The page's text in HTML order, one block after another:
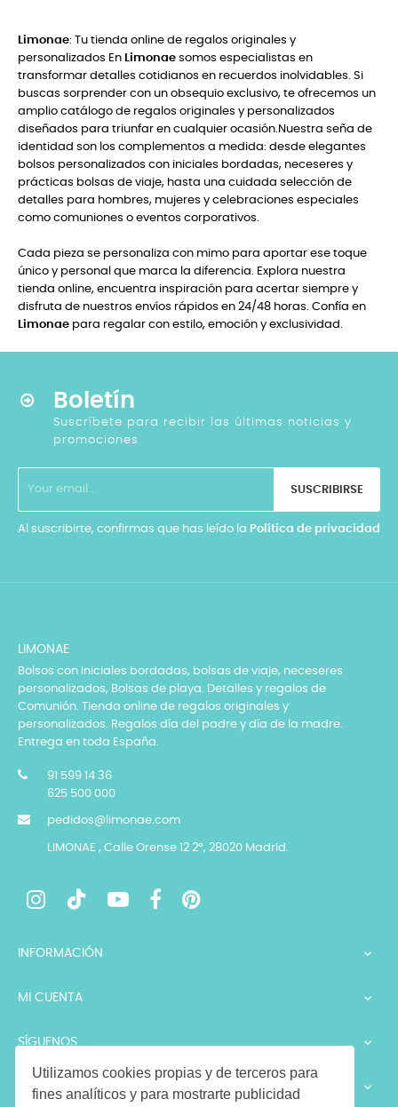
Utilizamos cookies propias y de terceros para
fines analíticos y para mostrarte publicidad
Limonae: Tu tienda online de regalos originales y
personalizados En
Limonae somos especialistas en
transformar detalles cotidianos en recuerdos inolvidables. Si
buscas sorprender con un obsequio exclusivo, te ofrecemos un
amplio catálogo de regalos originales y personalizados
diseñados para triunfar en cualquier ocasión.Nuestra seña de
identidad son los complementos a medida: desde elegantes
bolsos personalizados con iniciales bordadas, neceseres y
prácticas bolsas de viaje, hasta una cuidada selección de
detalles para hombres, mujeres y celebraciones especiales
como comuniones o eventos corporativos.
Cada pieza se personaliza con mimo para aportar ese toque
único y personal que marca la diferencia. Explora nuestra
tienda online, encuentra inspiración para acertar siempre y
disfruta de nuestros envíos rápidos en 24/48 horas. Confía en
Limonae para regalar con estilo, emoción y exclusividad.
Boletín
Suscríbete para recibir las últimas noticias y
promociones
SUSCRIBIRSE
Al suscribirte, confirmas que has leído la Política de privacidad
LIMONAE
Bolsos con iniciales bordadas, bolsas de viaje, neceseres
personalizados, Bolsas de playa. Detalles y regalos de
Comunión. Tienda online de regalos originales y
personalizados. Regalos día del padre y día de la madre.
Entrega en toda España.
91 599 14 36
625 500 000
pedidos@limonae.com
LIMONAE , Calle Orense 12 2º, 28020 Madrid.
INFORMACIÓN 
MI CUENTA 
SÍGUENOS 
LEGALES 